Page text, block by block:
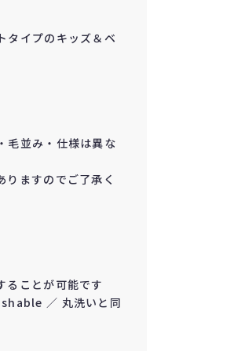
タイプのキッズ＆ベ
毛並み・仕様は異な
りますのでご了承く
ることが可能です
／ 丸洗いと同